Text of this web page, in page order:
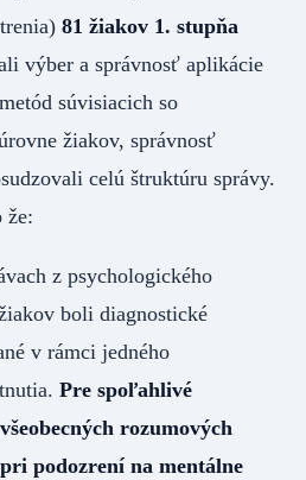
81 žiakov 1. stupňa
výber a správnosť aplikácie
súvisiacich so
žiakov, správnosť
celú štruktúru správy.
že:
z psychologického
boli diagnostické
v rámci jedného
Pre spoľahlivé
rozumových
podozrení na mentálne